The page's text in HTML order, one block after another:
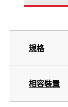
規格
相容裝置